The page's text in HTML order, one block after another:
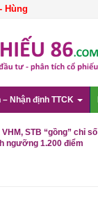
Hùng
– Nhận định TTCK
VHM, STB “gồng” chỉ số
ngưỡng 1.200 điểm